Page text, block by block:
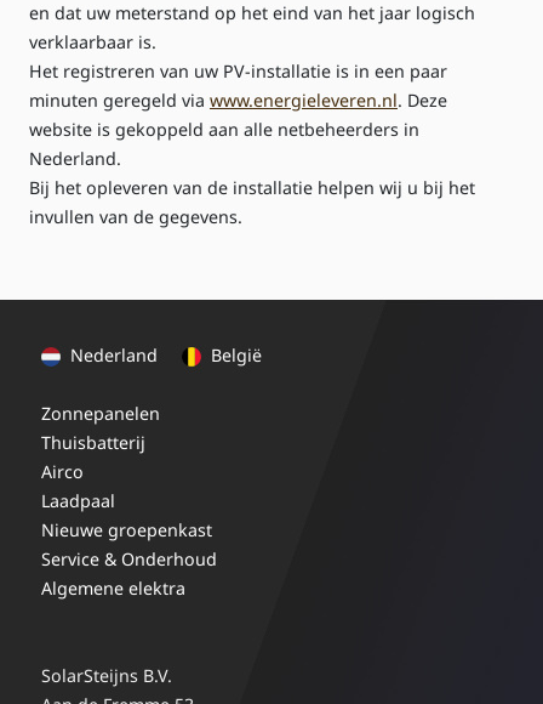
en dat uw meterstand op het eind van het jaar logisch
verklaarbaar is.
Het registreren van uw PV-installatie is in een paar
minuten geregeld via www.energieleveren.nl. Deze
website is gekoppeld aan alle netbeheerders in
Nederland.
Bij het opleveren van de installatie helpen wij u bij het
invullen van de gegevens.
Nederland België
Zonnepanelen
Thuisbatterij
Airco
Laadpaal
Nieuwe groepenkast
Service & Onderhoud
Algemene elektra
SolarSteijns B.V.